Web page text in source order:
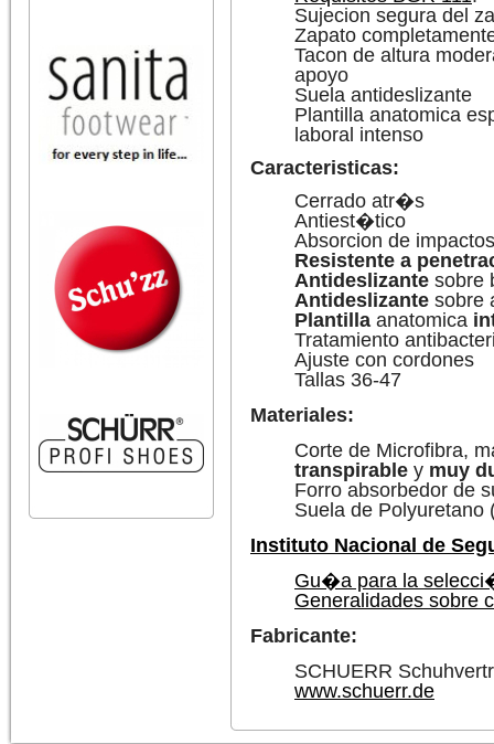
Sujecion segura del
Zapato
Tacon de altura
apoyo
Suela antideslizante
Plantilla anatomica
laboral intenso
Caracteristicas:
Cerrado atr�s
Antiest�tico
Absorcion de
Resistente a
Antideslizante sobre
Antideslizante sobre
Plantilla anatomica
Tratamiento
Ajuste con cordones
Tallas 36-47
Materiales:
Corte de Microfibra,
transpirable y muy
Forro absorbedor de
Suela de Polyuretano
Instituto Nacional de
Gu�a para la
Generalidades sobre
Fabricante:
SCHUERR
www.schuerr.de